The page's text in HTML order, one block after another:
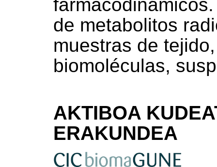
de metabolitos
muestras de
biomoléculas,
AKTIBOA
ERAKUNDEA